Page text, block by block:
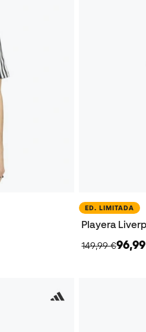
ED. LIMITADA
Playera
149,99 €